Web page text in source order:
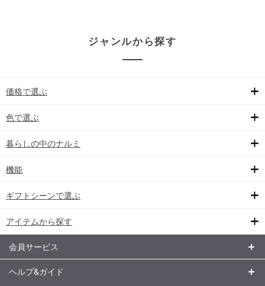
ジャンルから探す
価格で選ぶ
色で選ぶ
暮らしの中のナルミ
機能
ギフトシーンで選ぶ
アイテムから探す
会員サービス
ヘルプ&ガイド